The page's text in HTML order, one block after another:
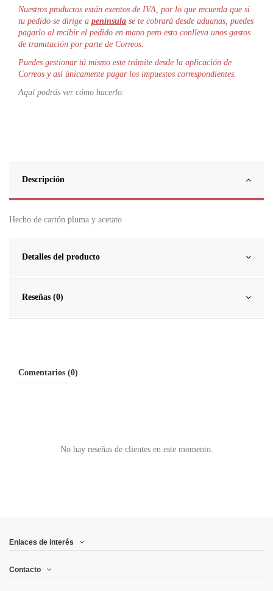
Nuestros productos están exentos de IVA, por lo que recuerda que si
tu pedido se dirige a península se te cobrará desde aduanas, puedes
pagarlo al recibir el pedido en mano pero esto conlleva unos gastos
de tramitación por parte de Correos.
Puedes gestionar tú mismo este trámite desde la aplicación de
Correos y así únicamente pagar los impuestos correspondientes.
Aquí podrás ver cómo hacerlo.
Descripción
Hecho de cartón pluma y acetato
Detalles del producto
Reseñas (0)
Comentarios (0)
No hay reseñas de clientes en este momento.
Enlaces de interés
Contacto